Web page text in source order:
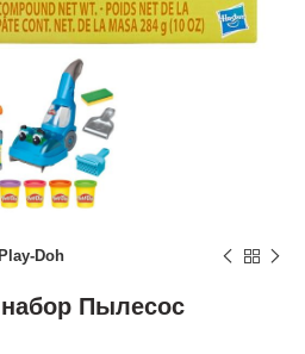
Play-Doh
Пылесос